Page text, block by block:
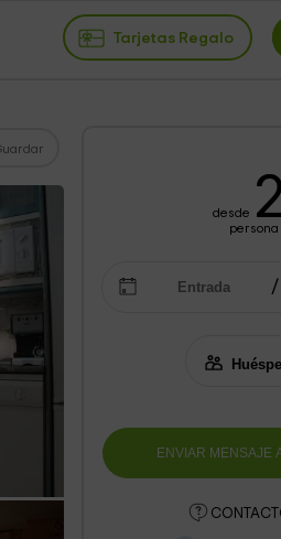
Tarjetas Regalo
desde
persona